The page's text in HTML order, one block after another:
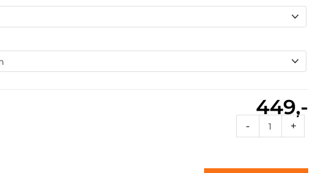
449,-
-
Flames
(klistremerke)
+